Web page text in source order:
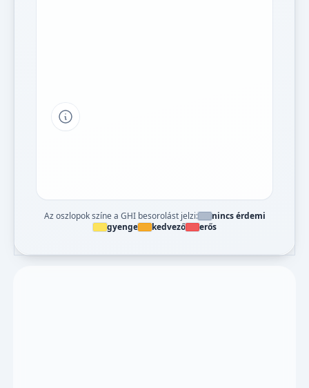
Tipp a grafikon jelmagyarázatához
Az oszlopok színe a GHI besorolást jelzi:
nincs érdemi
gyenge
kedvező erős